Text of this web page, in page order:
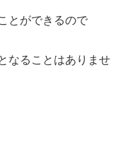
とができるので
なることはありませ